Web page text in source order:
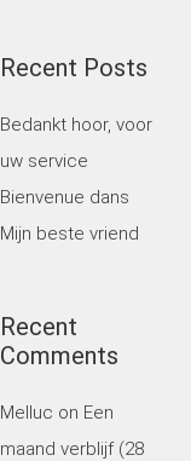
Recent Posts
Bedankt hoor, voor
uw service
Bienvenue dans
Mijn beste vriend
Recent
Comments
Melluc on Een
maand verblijf (28